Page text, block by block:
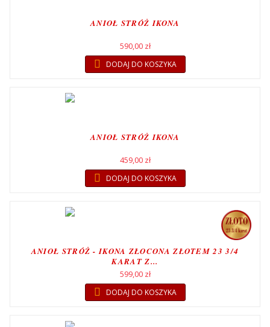
ANIOŁ STRÓŻ IKONA
590,00 zł
DODAJ DO KOSZYKA
ANIOŁ STRÓŻ IKONA
459,00 zł
DODAJ DO KOSZYKA
ANIOŁ STRÓŻ - IKONA ZŁOCONA ZŁOTEM 23 3/4
KARAT Z...
599,00 zł
DODAJ DO KOSZYKA